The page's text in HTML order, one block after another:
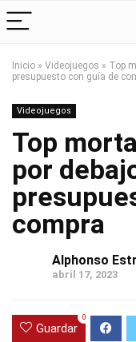
Inicio » Videojuegos » Top
presupuesto con guía de
Videojuegos
Top
por
compra
Alphonso
abril 17, 2023
Guardar
0